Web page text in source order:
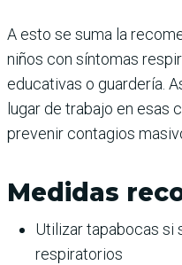
A esto se suma la
niños con síntomas
educativas o guardería.
lugar de trabajo en esas
prevenir contagios
Medidas
Utilizar tapabocas si
respiratorios